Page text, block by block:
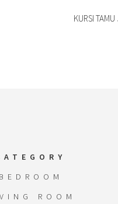
KURSI
BEDROOM
ROOM